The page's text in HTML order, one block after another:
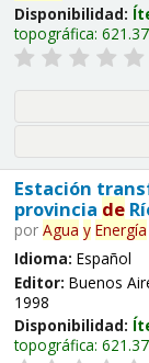
Disponibilidad:
topográfica:
Estación
provincia de
por Agua y Energía
Idioma: Español
Editor: Buenos
1998
Disponibilidad:
topográfica: